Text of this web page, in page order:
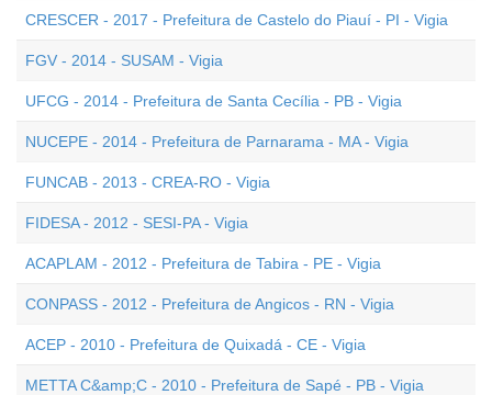
CRESCER - 2017 - Prefeitura de Castelo do Piauí - PI - Vigia
FGV - 2014 - SUSAM - Vigia
UFCG - 2014 - Prefeitura de Santa Cecília - PB - Vigia
NUCEPE - 2014 - Prefeitura de Parnarama - MA - Vigia
FUNCAB - 2013 - CREA-RO - Vigia
FIDESA - 2012 - SESI-PA - Vigia
ACAPLAM - 2012 - Prefeitura de Tabira - PE - Vigia
CONPASS - 2012 - Prefeitura de Angicos - RN - Vigia
ACEP - 2010 - Prefeitura de Quixadá - CE - Vigia
METTA C&amp;C - 2010 - Prefeitura de Sapé - PB - Vigia